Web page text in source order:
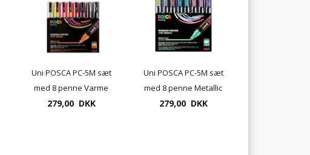
Uni POSCA PC-5M sæt
med 8 penne Varme
farver
279,00 DKK
Uni POSCA PC-5M sæt
med 8 penne Metallic
279,00 DKK